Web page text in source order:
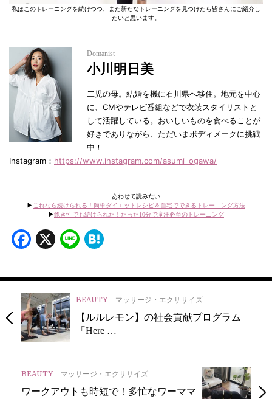
私はこのトレーニングを続けつつ、また新たなトレーニングを見つけたら皆さんにご紹介し
たいと思います。
Domanist
小川明日美
二児の母。結婚を機に石川県へ移住。地元を中心
に、CMやテレビ番組などで衣装スタイリストと
して活躍している。おいしいものを食べることが
好きでありながら、ただいまボディメークに挑戦
中！
Instagram： https://www.instagram.com/asumi_ogawa/
あわせて読みたい
▶︎ これなら続けられる！簡単ダイエットレシピ＆自宅でできるトレーニング方法
▶︎飽き性でも続けられた！たった10分で滝汗必至のトレーニング
Facebook
X Line
BEAUTY マッサージ・エクササイズ
【ルルレモン】の社会貢献プログラム
「Here …
BEAUTY マッサージ・エクササイズ
ワークアウトも時短で！多忙なワーママ